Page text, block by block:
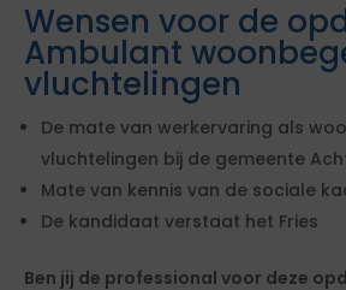
Wensen voor de
Ambulant
vluchtelingen
De mate van werkervaring als
vluchtelingen bij de gemeente
Mate van kennis van de sociale
De kandidaat verstaat het Fries
Ben jij de professional voor deze